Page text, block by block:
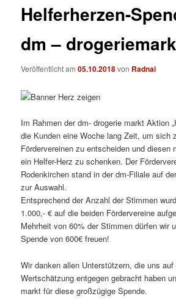
Helferherzen-
dm –
Veröffentlicht am05.10.2018von Radnai
Im Rahmen der dm- drogerie markt Aktion
die Kunden eine Woche lang Zeit, um sich
Fördervereinen zu entscheiden und diesen
ein Helfer-Herz zu schenken. Der
Rodenkirchen stand in der dm-Filiale auf
zur Auswahl.
Entsprechend der Anzahl der Stimmen
1.000,- € auf die beiden Fördervereine
Mehrheit von 60% der Stimmen dürfen wir
Spende von 600€ freuen!
Wir danken allen Unterstützern, die uns
Wertschätzung entgegen gebracht haben
markt für diese großzügige Spende.